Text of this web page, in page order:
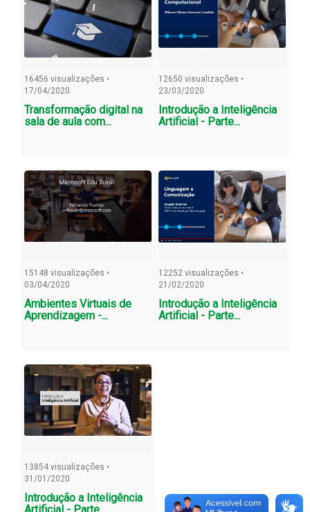
16456 visualizações •
17/04/2020
Transformação digital na
sala de aula com...
12650 visualizações •
23/03/2020
Introdução a Inteligência
Artificial - Parte...
15148 visualizações •
03/04/2020
Ambientes Virtuais de
Aprendizagem -...
12252 visualizações •
21/02/2020
Introdução a Inteligência
Artificial - Parte...
13854 visualizações •
31/01/2020
Introdução a Inteligência